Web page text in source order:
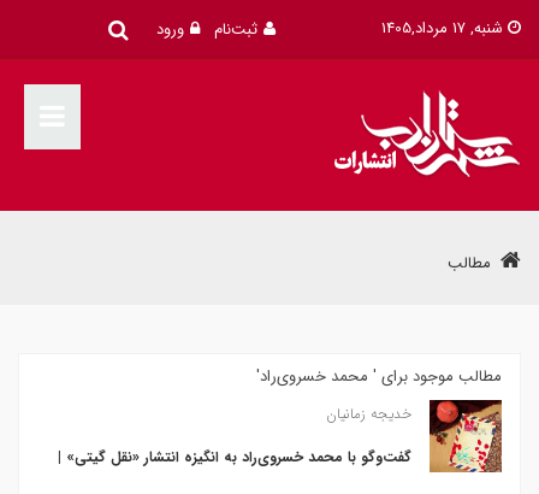
شنبه, 17 مرداد,1405 ثبت‌نام ورود
مطالب
مطالب موجود برای ' محمد خسروی‌راد'
خدیجه زمانیان
گفت‌وگو با محمد خسروی‌راد به انگیزه انتشار «نقل گیتی» |